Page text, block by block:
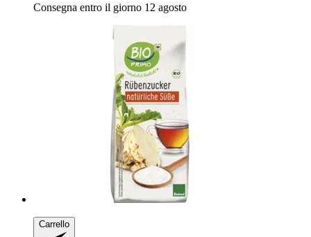
Consegna entro il giorno 12 agosto
Carrello